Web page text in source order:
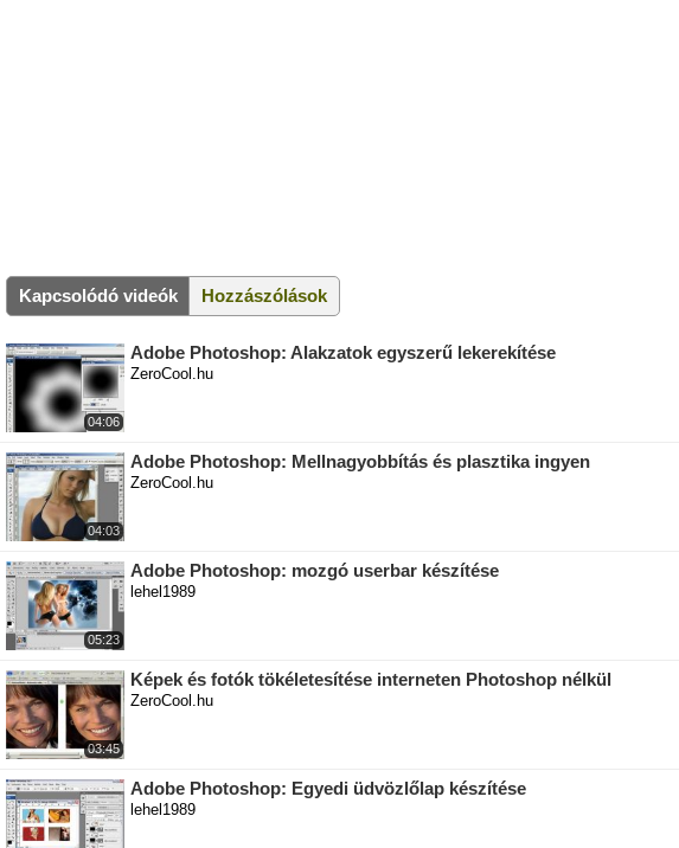
Kapcsolódó videók Hozzászólások
04:06
Adobe Photoshop: Alakzatok egyszerű lekerekítése
ZeroCool.hu
04:03
Adobe Photoshop: Mellnagyobbítás és plasztika ingyen
ZeroCool.hu
05:23
Adobe Photoshop: mozgó userbar készítése
lehel1989
03:45
Képek és fotók tökéletesítése interneten Photoshop nélkül
ZeroCool.hu
Adobe Photoshop: Egyedi üdvözlőlap készítése
lehel1989